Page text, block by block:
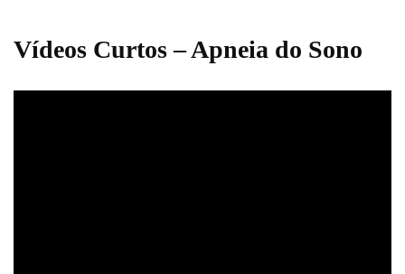
Vídeos Curtos – Apneia do Sono